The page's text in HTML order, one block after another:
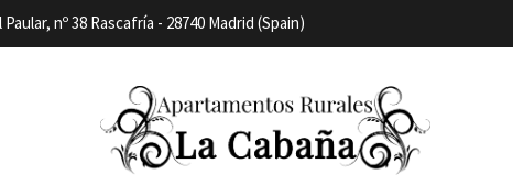
Paular, nº 38 Rascafría - 28740 Madrid (Spain)